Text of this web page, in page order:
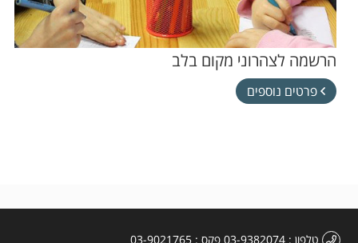
הרשמה לצהרוני מקום בלב
פרטים נוספים
טלפון 03-9382074 פקס
03-9021765